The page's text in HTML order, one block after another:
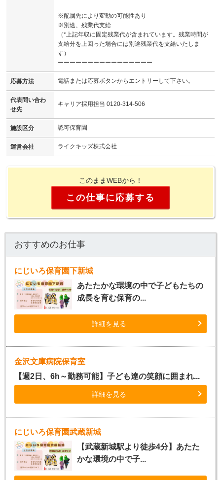
※配属先により変動の可能性あり
※別途、残業代支給
（*上記年収に固定残業代が含まれています。残業時間が
支給分を上回った場合には別途残業代を支給いたしま
す）
ーーーーーーーーーーーーーーーー
応募方法 電話または応募ボタンからエントリーして下さい。
代表問い合わ
せ先
キャリア採用担当 0120-314-506
施設区分 認可保育園
運営会社 ライクキッズ株式会社
このままWEBから！
この仕事に応募する
おすすめのお仕事
にじいろ保育園下新城
あたたかな環境の中で子どもたちの
成長を育む保育の...
詳細を見る
金沢文庫病院保育室
【週2日、6h～勤務可能】子ども達の笑顔に囲まれ...
詳細を見る
にじいろ保育園武蔵新城
【武蔵新城駅より徒歩4分】あたた
かな環境の中で子...